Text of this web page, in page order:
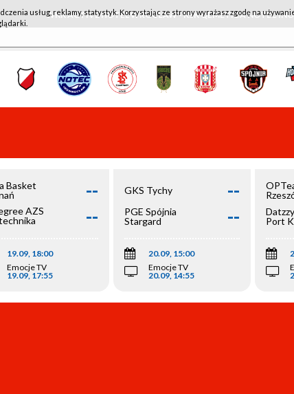
WKK ACTIVE HOTEL WROCŁAW - KSK QEMETICA NOTEĆ
Basket
--
AZS
--
19.09, 18:00
Emocje TV
19.09, 17:55
GKS Tychy --
PGE Spójnia
Stargard
--
20.09, 15:00
Emocje TV
20.09, 14:55
Port
usług, reklamy, statystyk. Korzystając ze strony wyrażasz zgodę na